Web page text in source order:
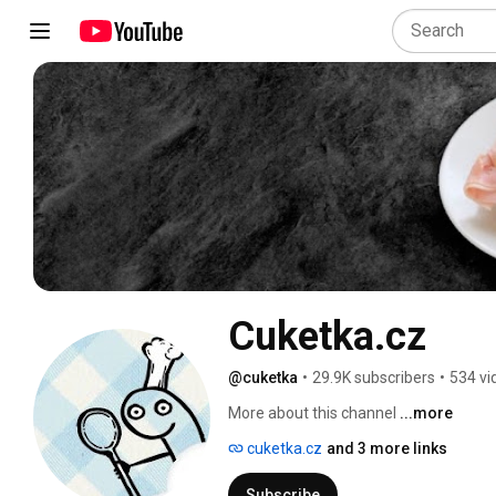
Cuketka.cz
@cuketka • 29.9K subscribers • 534
More about this channel ...more
cuketka.cz and 3 more links